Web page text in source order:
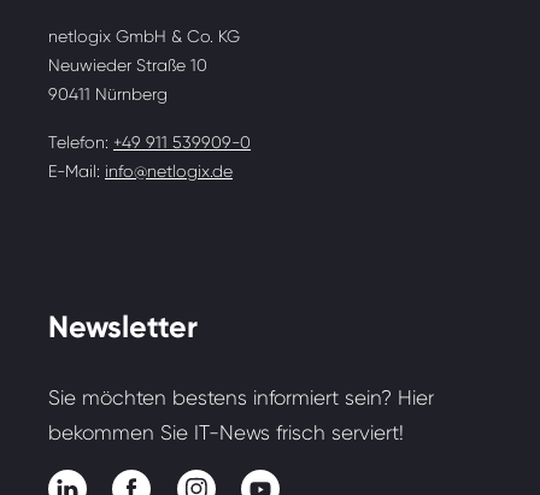
netlogix GmbH & Co. KG
Neuwieder Straße 10
90411 Nürnberg
Telefon: +49 911 539909-0
E-Mail: info@netlogix.de
Newsletter
Sie möchten bestens informiert sein? Hier
bekommen Sie IT-News frisch serviert!